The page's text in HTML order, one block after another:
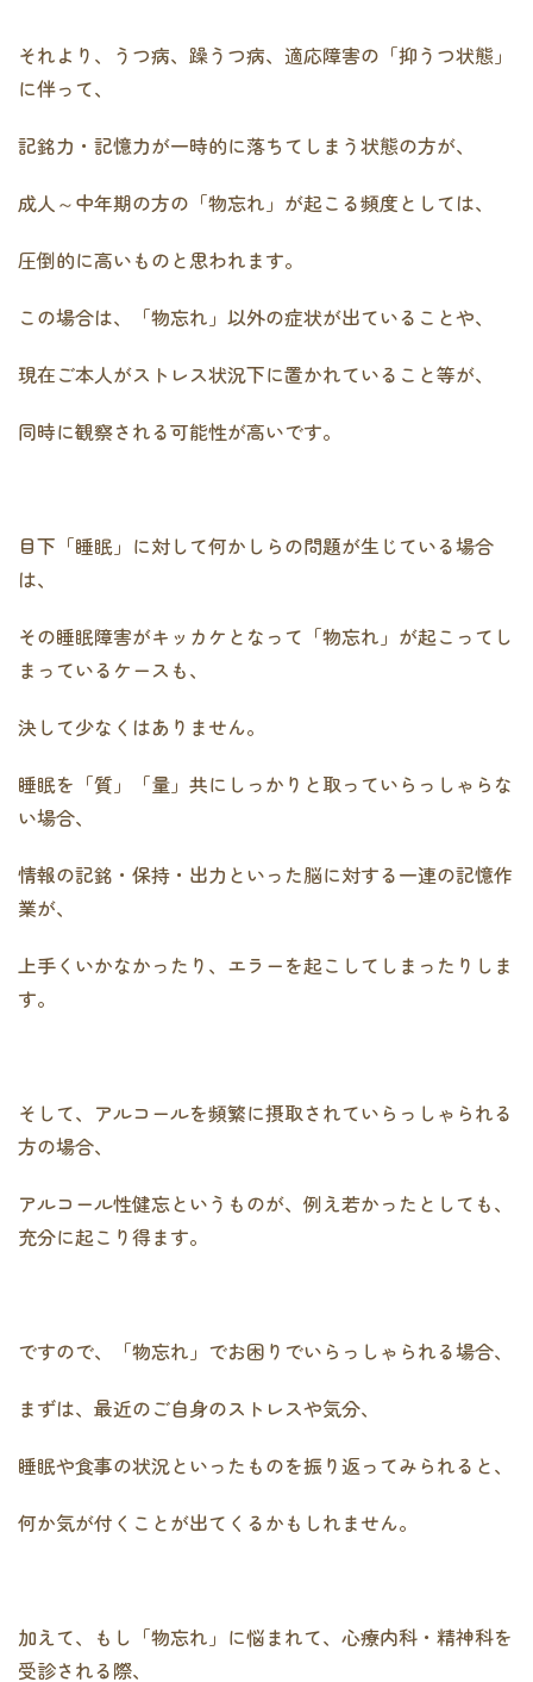
それより、うつ病、躁うつ病、適応障害の「抑うつ状態」
に伴って、
記銘力・記憶力が一時的に落ちてしまう状態の方が、
成人～中年期の方の「物忘れ」が起こる頻度としては、
圧倒的に高いものと思われます。
この場合は、「物忘れ」以外の症状が出ていることや、
現在ご本人がストレス状況下に置かれていること等が、
同時に観察される可能性が高いです。
目下「睡眠」に対して何かしらの問題が生じている場合
は、
その睡眠障害がキッカケとなって「物忘れ」が起こってし
まっているケースも、
決して少なくはありません。
睡眠を「質」「量」共にしっかりと取っていらっしゃらな
い場合、
情報の記銘・保持・出力といった脳に対する一連の記憶作
業が、
上手くいかなかったり、エラーを起こしてしまったりしま
す。
そして、アルコールを頻繁に摂取されていらっしゃられる
方の場合、
アルコール性健忘というものが、例え若かったとしても、
充分に起こり得ます。
ですので、「物忘れ」でお困りでいらっしゃられる場合、
まずは、最近のご自身のストレスや気分、
睡眠や食事の状況といったものを振り返ってみられると、
何か気が付くことが出てくるかもしれません。
加えて、もし「物忘れ」に悩まれて、心療内科・精神科を
受診される際、